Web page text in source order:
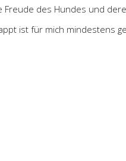
Freude des Hundes und
ist für mich mindestens